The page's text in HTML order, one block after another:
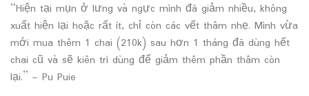
“Hiện tại mụn ở lưng và ngực mình đã giảm nhiều, không
xuất hiện lại hoặc rất ít, chỉ còn các vết thâm nhẹ. Mình vừa
mới mua thêm 1 chai (210k) sau hơn 1 tháng đã dùng hết
chai cũ và sẽ kiên trì dùng để giảm thêm phần thâm còn
lại.” – Pu Puie